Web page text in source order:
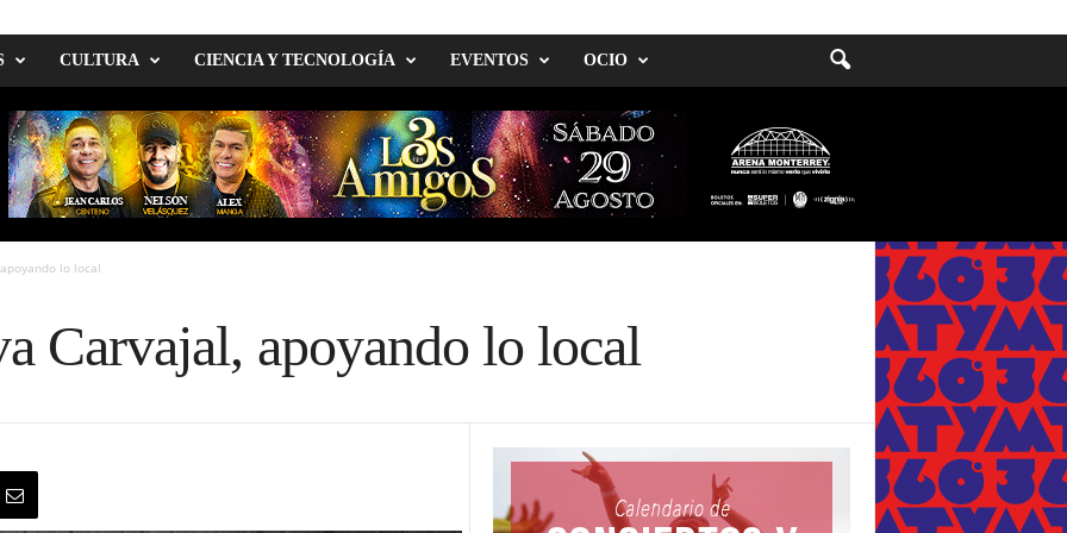
CULTURA CIENCIA Y TECNOLOGÍA EVENTOS OCIO
lo local
Carvajal, apoyando lo local